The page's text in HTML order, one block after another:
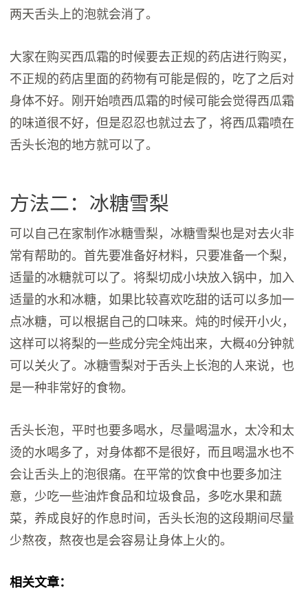
两天舌头上的泡就会消了。
大家在购买西瓜霜的时候要去正规的药店进行购买，
不正规的药店里面的药物有可能是假的，吃了之后对
身体不好。刚开始喷西瓜霜的时候可能会觉得西瓜霜
的味道很不好，但是忍忍也就过去了，将西瓜霜喷在
舌头长泡的地方就可以了。
方法二：冰糖雪梨
可以自己在家制作冰糖雪梨，冰糖雪梨也是对去火非
常有帮助的。首先要准备好材料，只要准备一个梨，
适量的冰糖就可以了。将梨切成小块放入锅中，加入
适量的水和冰糖，如果比较喜欢吃甜的话可以多加一
点冰糖，可以根据自己的口味来。炖的时候开小火，
这样可以将梨的一些成分完全炖出来，大概40分钟就
可以关火了。冰糖雪梨对于舌头上长泡的人来说，也
是一种非常好的食物。
舌头长泡，平时也要多喝水，尽量喝温水，太冷和太
烫的水喝多了，对身体都不是很好，而且喝温水也不
会让舌头上的泡很痛。在平常的饮食中也要多加注
意，少吃一些油炸食品和垃圾食品，多吃水果和蔬
菜，养成良好的作息时间，舌头长泡的这段期间尽量
少熬夜，熬夜也是会容易让身体上火的。
相关文章：